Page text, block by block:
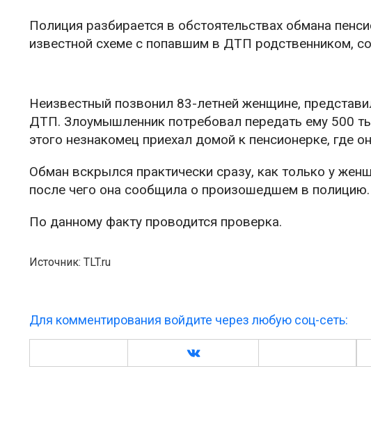
Полиция разбирается в обстоятельствах обмана
известной схеме с попавшим в ДТП родственником,
Неизвестный позвонил 83-летней женщине,
ДТП. Злоумышленник потребовал передать ему 500
этого незнакомец приехал домой к пенсионерке, где
Обман вскрылся практически сразу, как только у
после чего она сообщила о произошедшем в полицию.
По данному факту проводится проверка.
Источник: TLT.ru
Для комментирования войдите через любую соц-сеть: